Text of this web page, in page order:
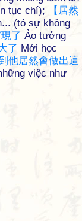
tục chí);
【 居然
(tỏ sự không
現了 Ảo tưởng
了 Mới học
他居然會做出這
việc như